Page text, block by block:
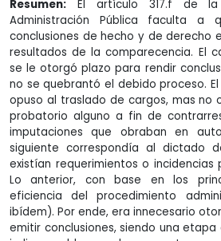
Resumen: El artículo 317.f de
Administración Pública faculta a
conclusiones de hecho y de derecho
resultados de la comparecencia. El
se le otorgó plazo para rendir
no se quebrantó el debido proceso.
opuso al traslado de cargos, mas no
probatorio alguno a fin de
imputaciones que obraban en
siguiente correspondía al dictado
existían requerimientos o incidencias
Lo anterior, con base en los
eficiencia del procedimiento
ibídem). Por ende, era innecesario
emitir conclusiones, siendo una